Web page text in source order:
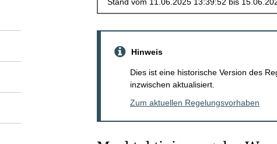
Hinweis
Dies ist eine historische Version des
inzwischen aktualisiert.
Zum aktuellen Regelungsvorhaben